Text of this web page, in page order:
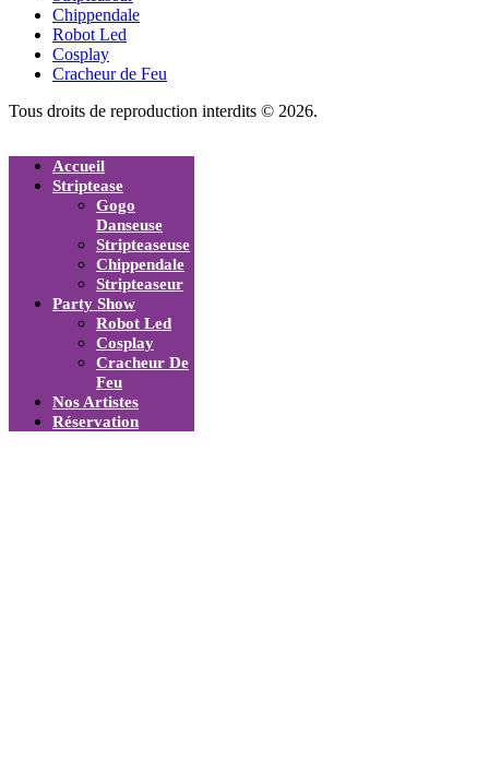
Chippendale
Robot Led
Cosplay
Cracheur de Feu
Tous droits de reproduction interdits © 2026.
Accueil
Striptease
Gogo
Danseuse
Stripteaseuse
Chippendale
Stripteaseur
Party Show
Robot Led
Cosplay
Cracheur De
Feu
Nos Artistes
Réservation